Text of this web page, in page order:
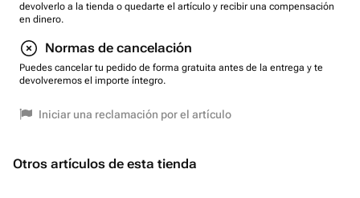
devolverlo a la tienda o quedarte el artículo y recibir una compensación
en dinero.
Normas de cancelación
Puedes cancelar tu pedido de forma gratuita antes de la entrega y te
devolveremos el importe íntegro.
Iniciar una reclamación por el artículo
Otros artículos de esta tienda